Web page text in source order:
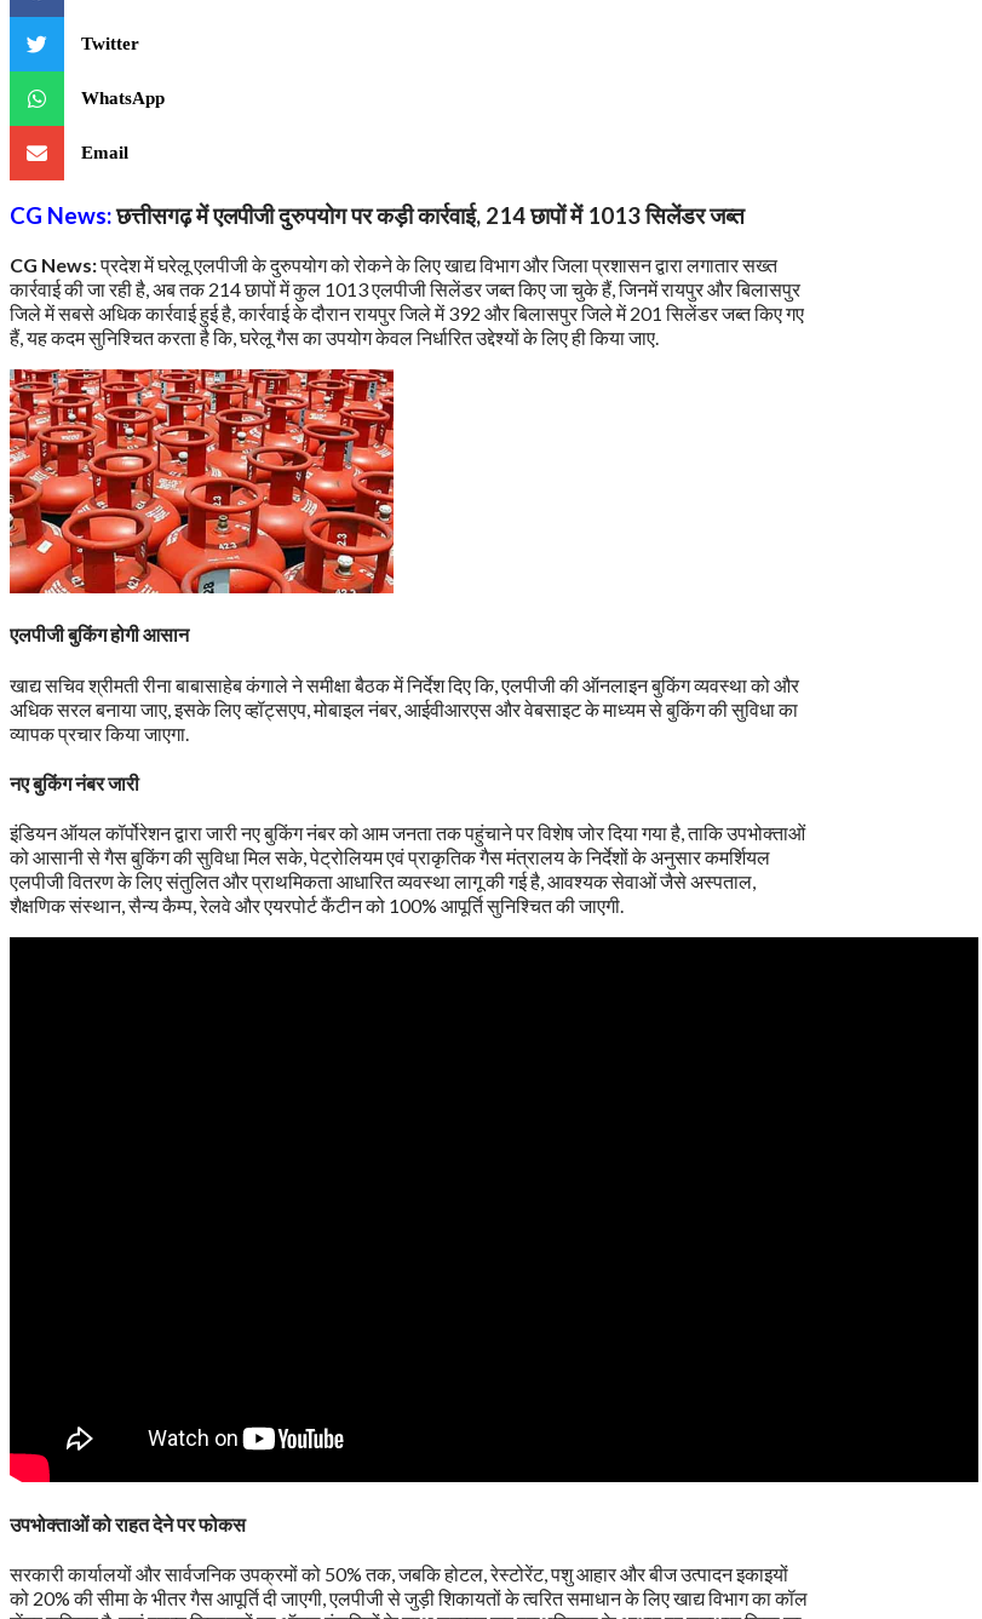
Twitter
WhatsApp
Email
CG News:छत्तीसगढ़ में एलपीजी दुरुपयोग पर कड़ी कार्रवाई, 214 छापों में 1013 सिलेंडर जब्त
CG News:प्रदेश में घरेलू एलपीजी के दुरुपयोग को रोकने के लिए खाद्य विभाग और जिला प्रशासन द्वारा लगातार सख्त
कार्रवाई की जा रही है, अब तक 214 छापों में कुल 1013 एलपीजी सिलेंडर जब्त किए जा चुके हैं, जिनमें रायपुर और बिलासपुर
जिले में सबसे अधिक कार्रवाई हुई है, कार्रवाई के दौरान रायपुर जिले में 392 और बिलासपुर जिले में 201 सिलेंडर जब्त किए गए
हैं, यह कदम सुनिश्चित करता है कि, घरेलू गैस का उपयोग केवल निर्धारित उद्देश्यों के लिए ही किया जाए.
एलपीजी बुकिंग होगी आसान
खाद्य सचिव श्रीमती रीना बाबासाहेब कंगाले ने समीक्षा बैठक में निर्देश दिए कि, एलपीजी की ऑनलाइन बुकिंग व्यवस्था को और
अधिक सरल बनाया जाए, इसके लिए व्हॉट्सएप, मोबाइल नंबर, आईवीआरएस और वेबसाइट के माध्यम से बुकिंग की सुविधा का
व्यापक प्रचार किया जाएगा.
नए बुकिंग नंबर जारी
इंडियन ऑयल कॉर्पोरेशन द्वारा जारी नए बुकिंग नंबर को आम जनता तक पहुंचाने पर विशेष जोर दिया गया है, ताकि उपभोक्ताओं
को आसानी से गैस बुकिंग की सुविधा मिल सके, पेट्रोलियम एवं प्राकृतिक गैस मंत्रालय के निर्देशों के अनुसार कमर्शियल
एलपीजी वितरण के लिए संतुलित और प्राथमिकता आधारित व्यवस्था लागू की गई है, आवश्यक सेवाओं जैसे अस्पताल,
शैक्षणिक संस्थान, सैन्य कैम्प, रेलवे और एयरपोर्ट कैंटीन को 100% आपूर्ति सुनिश्चित की जाएगी.
उपभोक्ताओं को राहत देने पर फोकस
सरकारी कार्यालयों और सार्वजनिक उपक्रमों को 50% तक, जबकि होटल, रेस्टोरेंट, पशु आहार और बीज उत्पादन इकाइयों
को 20% की सीमा के भीतर गैस आपूर्ति दी जाएगी, एलपीजी से जुड़ी शिकायतों के त्वरित समाधान के लिए खाद्य विभाग का कॉल